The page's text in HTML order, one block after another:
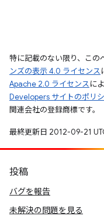
特に記載のない限り、この
ンズの表示 4.0 ライセンス
Apache 2.0 ライセンスに
Developers サイトのポリ
関連会社の登録商標です。
最終更新日 2012-09-21
投稿
バグを報告
未解決の問題を見る